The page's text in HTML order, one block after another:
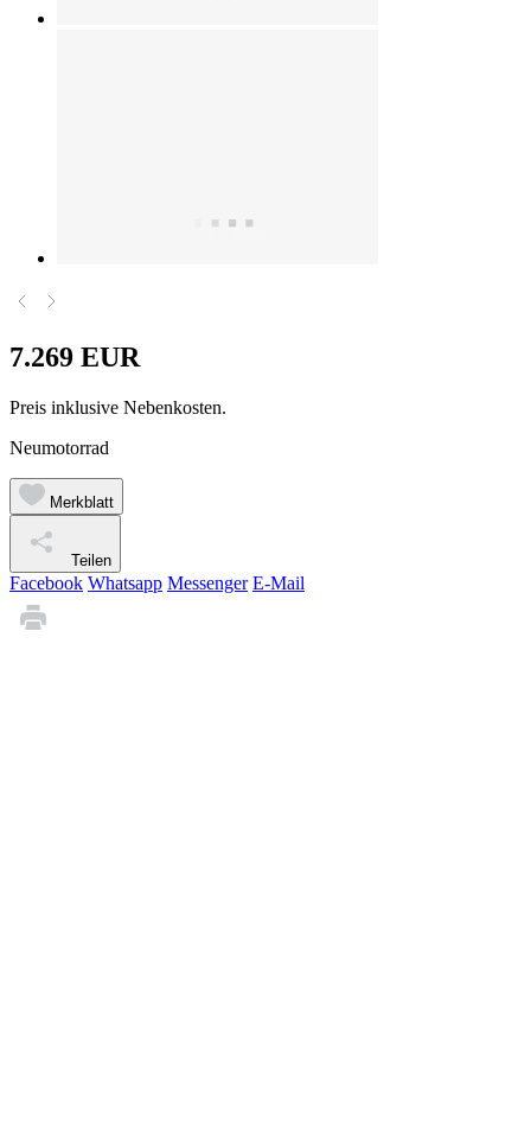
7.269 EUR
Preis inklusive Nebenkosten.
Neumotorrad
Merkblatt
Teilen
Facebook Whatsapp Messenger E-Mail